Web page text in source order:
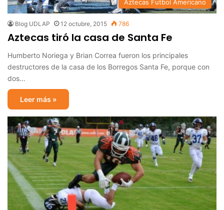
Aztecas Futbol Americano
Blog UDLAP 12 octubre, 2015 786
Aztecas tiró la casa de Santa Fe
Humberto Noriega y Brian Correa fueron los principales
destructores de la casa de los Borregos Santa Fe, porque con
dos…
Leer más »